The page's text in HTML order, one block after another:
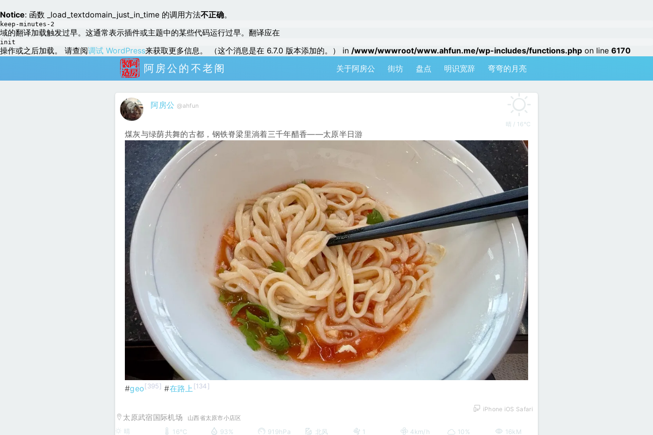
Notice: 函数 _load_textdomain_just_in_time 的调用方法不正确。
keep-minutes-2
域的翻译加载触发过早。这通常表示插件或主题中的某些代码运行过早。翻译应在
init
操作或之后加载。 请查阅调试 WordPress来获取更多信息。 （这个消息是在 6.7.0 版本添加的。） in /www/wwwroot/www.ahfun.me/wp-includes/functions.php on line 6170
阿房公的不老阁 关于阿房公 街坊 盘点 明识宽辞 弯弯的月亮
阿房公 @ahfun
晴 / 16℃
煤灰与绿荫共舞的古都，钢铁脊梁里淌着三千年醋香——太原半日游
#geo[395] #在路上 [134]
iPhone iOS Safari
太原武宿国际机场 山西省太原市小店区
晴 16℃ 93% 919hPa 北风 1 4km/h 10% 16kM